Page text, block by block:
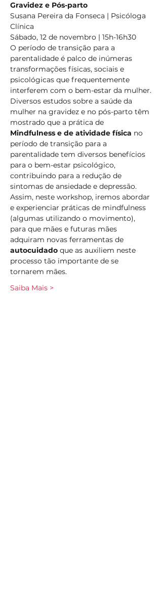
Gravidez e Pós-parto
Susana Pereira da Fonseca | Psicóloga
Clínica
Sábado, 12 de novembro | 15h-16h30
O período de transição para a
parentalidade é palco de inúmeras
transformações físicas, sociais e
psicológicas que frequentemente
interferem com o bem-estar da mulher.
Diversos estudos sobre a saúde da
mulher na gravidez e no pós-parto têm
mostrado que a prática de
Mindfulness e de atividade física no
período de transição para a
parentalidade tem diversos benefícios
para o bem-estar psicológico,
contribuindo para a redução de
sintomas de ansiedade e depressão.
Assim, neste workshop, iremos abordar
e experienciar práticas de mindfulness
(algumas utilizando o movimento),
para que mães e futuras mães
adquiram novas ferramentas de
autocuidado que as auxiliem neste
processo tão importante de se
tornarem mães.
Saiba Mais >